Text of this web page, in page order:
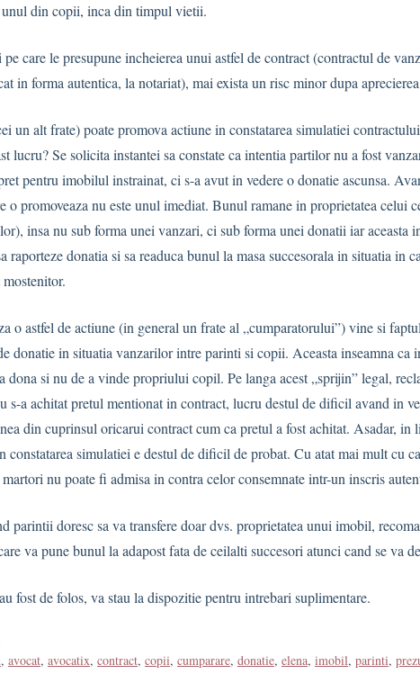
din copii, inca din timpul vietii.
care le presupune incheierea unui astfel de contract (contractul de
in forma autentica, la notariat), mai exista un risc minor dupa
un alt frate) poate promova actiune in constatarea simulatiei
lucru? Se solicita instantei sa constate ca intentia partilor nu a fost
pentru imobilul instrainat, ci s-a avut in vedere o donatie ascunsa.
o promoveaza nu este unul imediat. Bunul ramane in proprietatea celui
insa nu sub forma unei vanzari, ci sub forma unei donatii iar aceasta
donatia si sa readuca bunul la masa succesorala in situatia in
o astfel de actiune (in general un frate al „cumparatorului”) vine si
donatie in situatia vanzarilor intre parinti si copii. Aceasta inseamna ca
dona si nu de a vinde propriului copil. Pe langa acest „sprijin” legal,
s-a achitat pretul mentionat in contract, lucru destul de dificil avand in
din cuprinsul oricarui contract cum ca pretul a fost achitat. Asadar, in
constatarea simulatiei e destul de dificil de probat. Cu atat mai mult cu
nu poate fi admisa in contra celor consemnate intr-un inscris
parintii doresc sa va transfere doar dvs. proprietatea unui imobil,
va pune bunul la adapost fata de ceilalti succesori atunci cand se va
fost de folos, va stau la dispozitie pentru intrebari suplimentare.
, avocat, avocatix, contract, copii, cumparare, donatie, elena, imobil, parinti,